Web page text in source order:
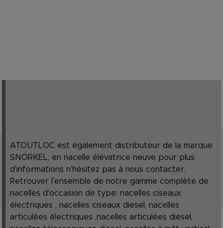
ATOUTLOC est également distributeur de la marque
SNORKEL, en nacelle élévatrice neuve pour plus
d’informations n'hésitez pas à nous contacter.
Retrouver l'ensemble de notre gamme complète de
nacelles d'occasion de type: nacelles ciseaux
électriques , nacelles ciseaux diesel, nacelles
articulées électriques ,nacelles articulées diesel,